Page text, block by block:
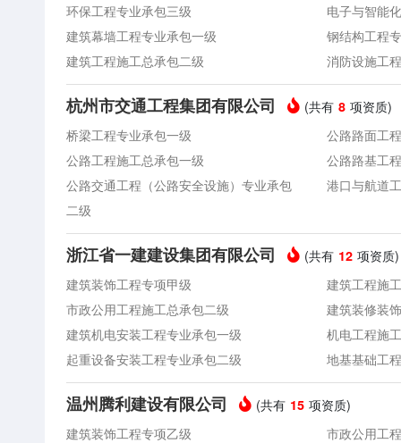
环保工程专业承包三级
电子与智能
建筑幕墙工程专业承包一级
钢结构工程
建筑工程施工总承包二级
消防设施工
杭州市交通工程集团有限公司 (共有 8 项资质)
桥梁工程专业承包一级
公路路面工
公路工程施工总承包一级
公路路基工
公路交通工程（公路安全设施）专业承包
二级
港口与航道
浙江省一建建设集团有限公司 (共有 12 项资质)
建筑装饰工程专项甲级
建筑工程施
市政公用工程施工总承包二级
建筑装修装
建筑机电安装工程专业承包一级
机电工程施
起重设备安装工程专业承包二级
地基基础工
温州腾利建设有限公司 (共有 15 项资质)
建筑装饰工程专项乙级
市政公用工